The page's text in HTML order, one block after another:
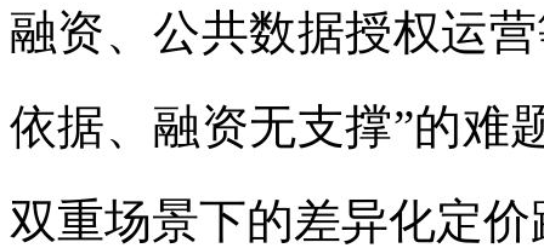
融资、公共数据授权运
依据、融资无支撑”的难
双重场景下的差异化定价